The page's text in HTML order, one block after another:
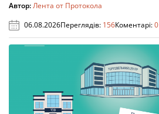
Автор:Лента от Протокола
06.08.2026Переглядів: 156Коментарі:0